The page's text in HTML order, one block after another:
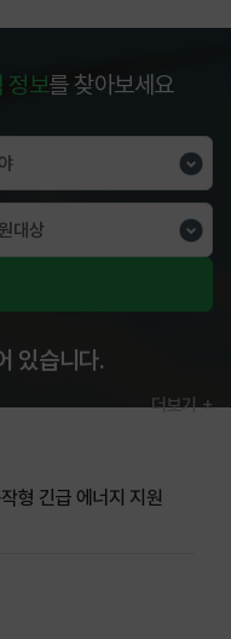
정보를 찾아보세요
있습니다.
더보기
형 긴급 에너지 지원